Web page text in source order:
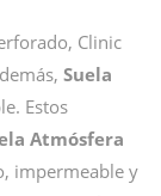
Clinic
Suela
Estos
Atmósfera
impermeable y